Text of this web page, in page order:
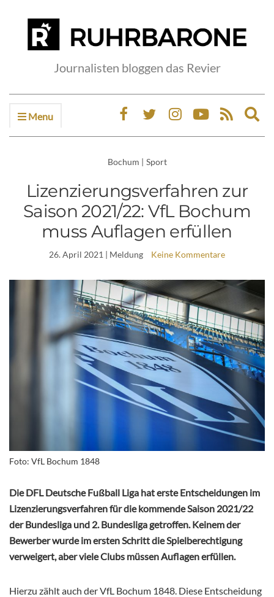
Journalisten bloggen das Revier
Menu
Bochum | Sport
Lizenzierungsverfahren zur
Saison 2021/22: VfL Bochum
muss Auflagen erfüllen
26. April 2021 | Meldung Keine Kommentare
Foto: VfL Bochum 1848
Die DFL Deutsche Fußball Liga hat erste Entscheidungen im
Lizenzierungsverfahren für die kommende Saison 2021/22
der Bundesliga und 2. Bundesliga getroffen. Keinem der
Bewerber wurde im ersten Schritt die Spielberechtigung
verweigert, aber viele Clubs müssen Auflagen erfüllen.
Hierzu zählt auch der VfL Bochum 1848. Diese Entscheidung